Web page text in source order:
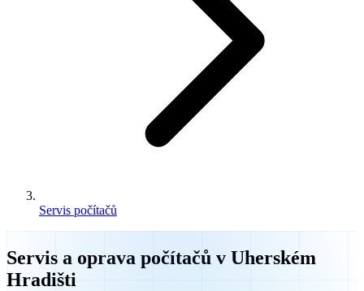
Servis počítačů
Servis a oprava počítačů v Uherském
Hradišti